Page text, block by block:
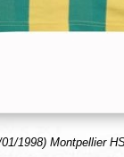
1998) Montpellier